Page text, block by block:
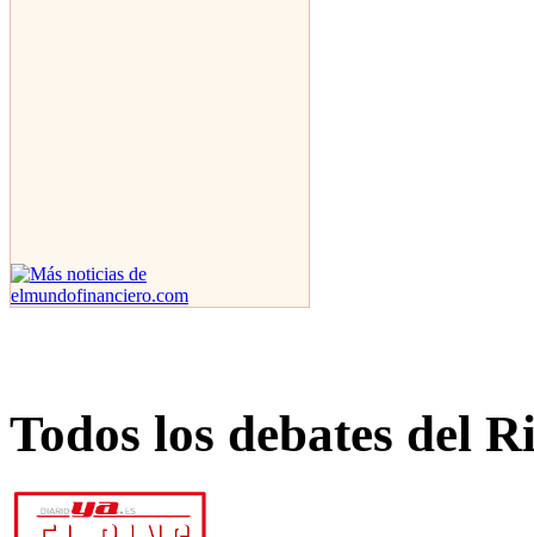
Todos los debates del